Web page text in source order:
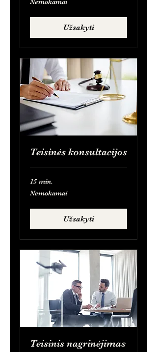
Nemokamai
Užsakyti
Teisinės konsultacijos
15 min.
Nemokamai
Nemokamai
Užsakyti
Teisinis nagrinėjimas